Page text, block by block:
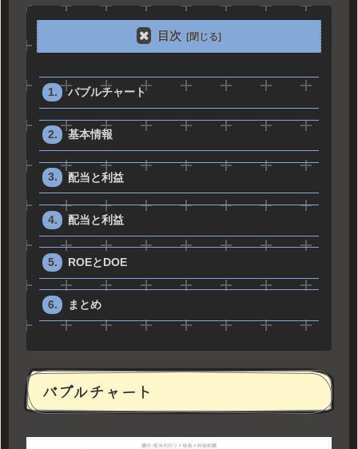
目次
バブルチャート
基本情報
配当と利益
配当と利益
ROEとDOE
まとめ
バブルチャート